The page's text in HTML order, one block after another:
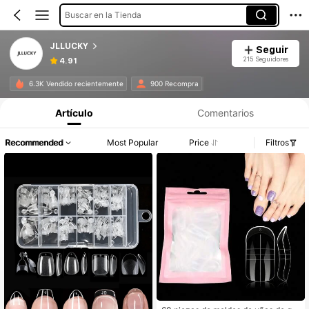
Buscar en la Tienda
JLLUCKY
4.91
Seguir
215 Seguidores
6.3K Vendido recientemente 900 Recompra
Artículo Comentarios
Recommended Most Popular Price Filtros